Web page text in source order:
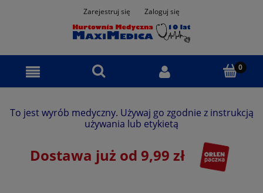
Zarejestruj się Zaloguj się
To jest wyrób medyczny. Używaj go zgodnie z instrukcją
używania lub etykietą
Dostawa już od 9,99 zł